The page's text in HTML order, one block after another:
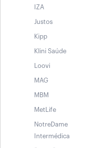
IZA
Justos
Kipp
Klini Saúde
Loovi
MAG
MBM
MetLife
NotreDame
Intermédica